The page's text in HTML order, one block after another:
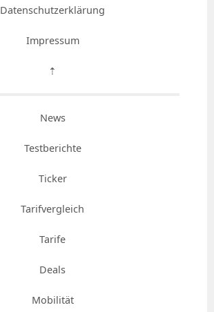
Datenschutzerklärung
Impressum
⇡
News
Testberichte
Ticker
Tarifvergleich
Tarife
Deals
Mobilität